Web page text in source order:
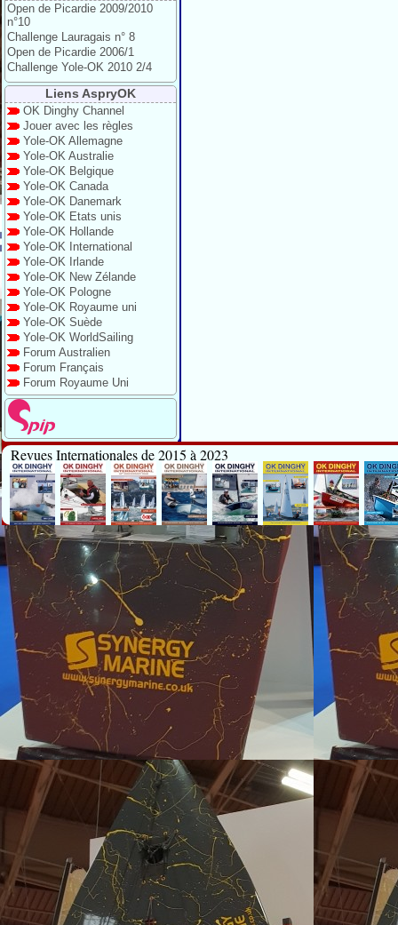
Open de Picardie 2009/2010
n°10
Challenge Lauragais n° 8
Open de Picardie 2006/1
Challenge Yole-OK 2010 2/4
Liens AspryOK
OK Dinghy Channel
Jouer avec les règles
Yole-OK Allemagne
Yole-OK Australie
Yole-OK Belgique
Yole-OK Canada
Yole-OK Danemark
Yole-OK Etats unis
Yole-OK Hollande
Yole-OK International
Yole-OK Irlande
Yole-OK New Zélande
Yole-OK Pologne
Yole-OK Royaume uni
Yole-OK Suède
Yole-OK WorldSailing
Forum Australien
Forum Français
Forum Royaume Uni
Revues Internationales de 2015 à 2023